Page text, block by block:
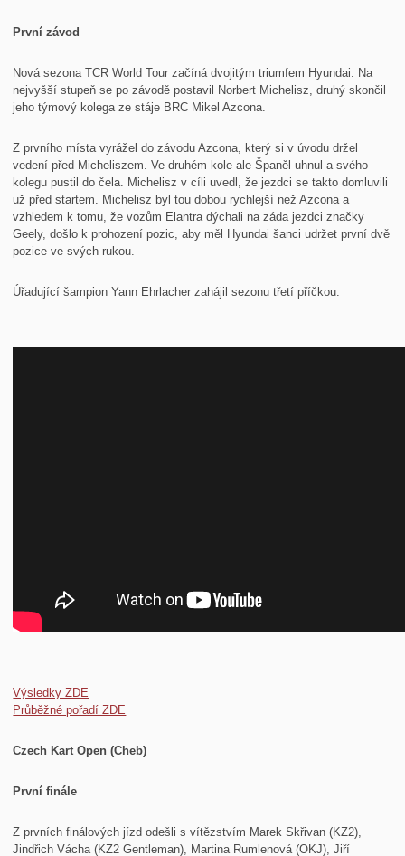
První závod
Nová sezona TCR World Tour začíná dvojitým triumfem Hyundai. Na
nejvyšší stupeň se po závodě postavil Norbert Michelisz, druhý skončil
jeho týmový kolega ze stáje BRC Mikel Azcona.
Z prvního místa vyrážel do závodu Azcona, který si v úvodu držel
vedení před Micheliszem. Ve druhém kole ale Španěl uhnul a svého
kolegu pustil do čela. Michelisz v cíli uvedl, že jezdci se takto domluvili
už před startem. Michelisz byl tou dobou rychlejší než Azcona a
vzhledem k tomu, že vozům Elantra dýchali na záda jezdci značky
Geely, došlo k prohození pozic, aby měl Hyundai šanci udržet první dvě
pozice ve svých rukou.
Úřadující šampion Yann Ehrlacher zahájil sezonu třetí příčkou.
Výsledky ZDE
Průběžné pořadí ZDE
Czech Kart Open (Cheb)
První finále
Z prvních finálových jízd odešli s vítězstvím Marek Skřivan (KZ2),
Jindřich Vácha (KZ2 Gentleman), Martina Rumlenová (OKJ), Jiří